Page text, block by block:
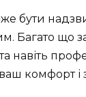
бути
Багато що
навіть
комфорт і